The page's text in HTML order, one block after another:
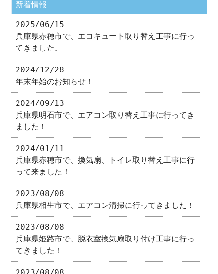
新着情報
2025/06/15
兵庫県赤穂市で、エコキュート取り替え工事に行っ
てきました。
2024/12/28
年末年始のお知らせ！
2024/09/13
兵庫県明石市で、エアコン取り替え工事に行ってき
ました！
2024/01/11
兵庫県赤穂市で、換気扇、トイレ取り替え工事に行
って来ました！
2023/08/08
兵庫県相生市で、エアコン清掃に行ってきました！
2023/08/08
兵庫県姫路市で、脱衣室換気扇取り付け工事に行っ
てきました！